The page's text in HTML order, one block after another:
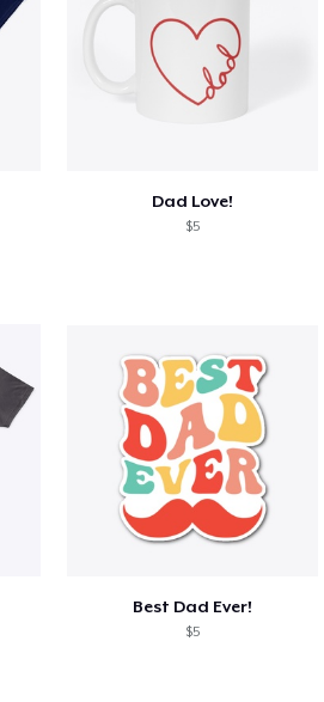
Dad Love!
$5
Best Dad Ever!
$5